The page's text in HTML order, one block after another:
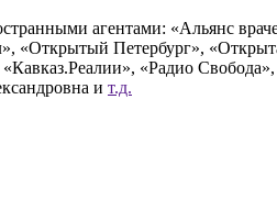
агентами: «Альянс
Петербург»,
«Радио
и т.д.